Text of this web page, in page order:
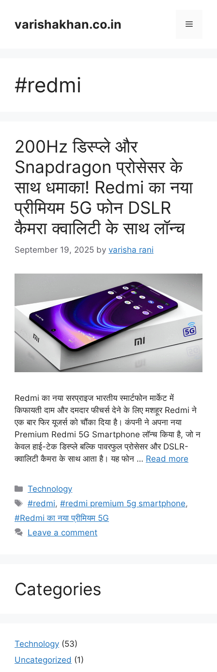
contentvarishakhan.co.in Menu
#redmi
200Hz डिस्प्ले और
Snapdragon प्रोसेसर के
साथ धमाका! Redmi का नया
प्रीमियम 5G फोन DSLR
कैमरा क्वालिटी के साथ लॉन्च
September 19, 2025 by varisha rani
Redmi का नया सरप्राइज भारतीय स्मार्टफोन मार्केट में
किफायती दाम और दमदार फीचर्स देने के लिए मशहूर Redmi ने
एक बार फिर यूजर्स को चौंका दिया है। कंपनी ने अपना नया
Premium Redmi 5G Smartphone लॉन्च किया है, जो न
केवल हाई-टेक डिस्प्ले बल्कि पावरफुल प्रोसेसर और DSLR-
क्वालिटी कैमरा के साथ आता है। यह फोन … Read more
Categories
Technology
Tags
#redmi,#redmi premium 5g smartphone,
#Redmi का नया प्रीमियम 5G
Leave a comment
Categories
Technology (53)
Uncategorized (1)